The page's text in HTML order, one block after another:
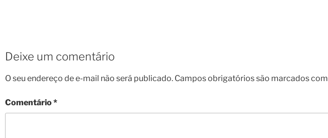
Deixe um comentário
O seu endereço de e-mail não será publicado. Campos obrigatórios são marcados com
Comentário*